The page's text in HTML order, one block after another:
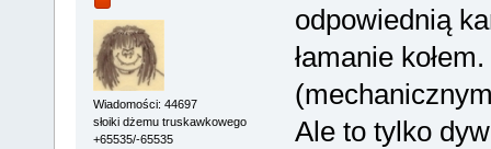
Wiadomości: 44697
słoiki dżemu truskawkowego
+65535/-65535
odpowiednią
łamanie
Ale to tylko